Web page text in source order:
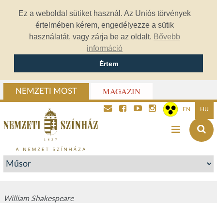
Ez a weboldal sütiket használ. Az Uniós törvények
értelmében kérem, engedélyezze a sütik
használatát, vagy zárja be az oldalt. Bővebb
információ
Értem
NEMZETI MOST MAGAZIN
EN HU
William Shakespeare